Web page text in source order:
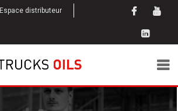
Espace distributeur